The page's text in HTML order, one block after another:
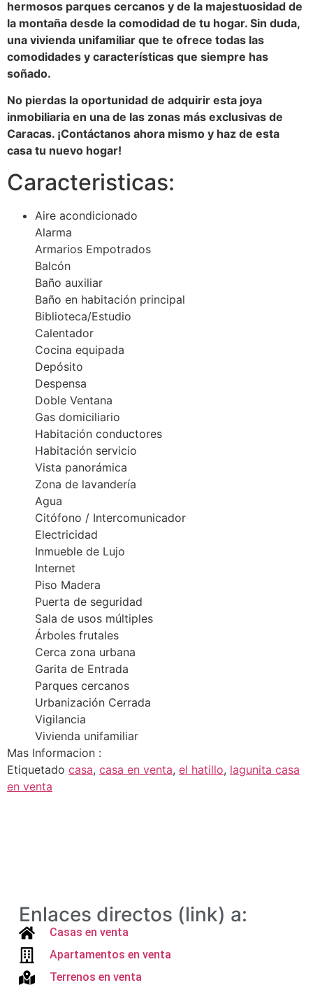
hermosos parques cercanos y de la majestuosidad de
la montaña desde la comodidad de tu hogar. Sin duda,
una vivienda unifamiliar que te ofrece todas las
comodidades y características que siempre has
soñado.
No pierdas la oportunidad de adquirir esta joya
inmobiliaria en una de las zonas más exclusivas de
Caracas. ¡Contáctanos ahora mismo y haz de esta
casa tu nuevo hogar!
Caracteristicas:
Aire acondicionado
Alarma
Armarios Empotrados
Balcón
Baño auxiliar
Baño en habitación principal
Biblioteca/Estudio
Calentador
Cocina equipada
Depósito
Despensa
Doble Ventana
Gas domiciliario
Habitación conductores
Habitación servicio
Vista panorámica
Zona de lavandería
Agua
Citófono / Intercomunicador
Electricidad
Inmueble de Lujo
Internet
Piso Madera
Puerta de seguridad
Sala de usos múltiples
Árboles frutales
Cerca zona urbana
Garita de Entrada
Parques cercanos
Urbanización Cerrada
Vigilancia
Vivienda unifamiliar
Mas Informacion :
Etiquetado casa, casa en venta, el hatillo, lagunita casa
en venta
Enlaces directos (link) a:
Casas en venta
Apartamentos en venta
Terrenos en venta